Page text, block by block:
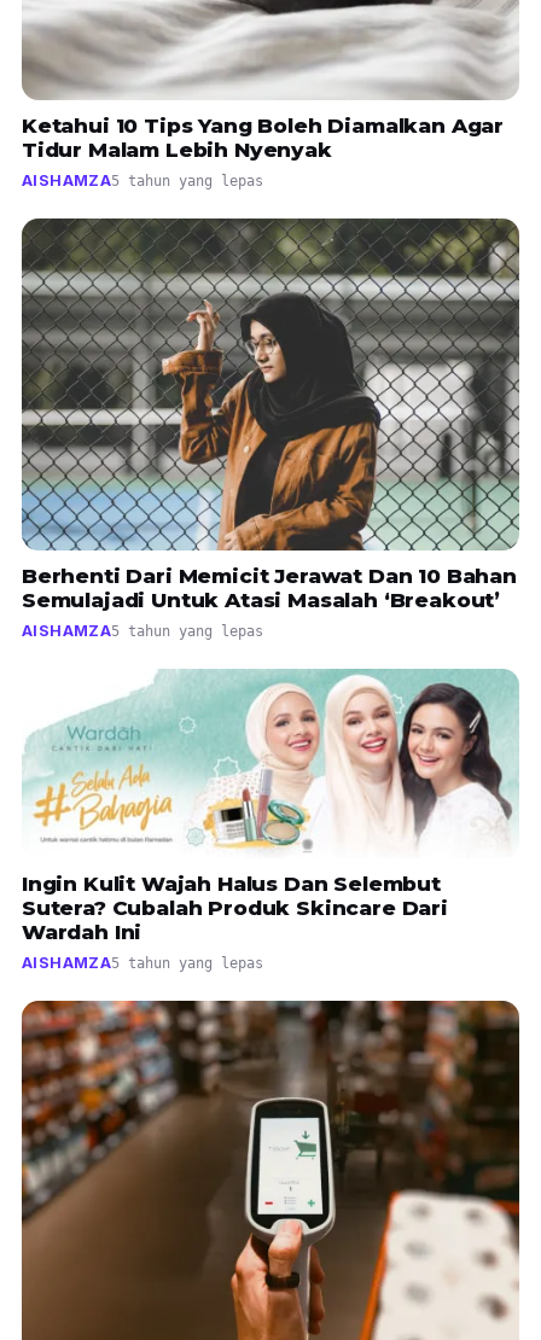
Ketahui 10 Tips Yang Boleh Diamalkan Agar
Tidur Malam Lebih Nyenyak
AISHAMZA5 tahun yang lepas
Berhenti Dari Memicit Jerawat Dan 10 Bahan
Semulajadi Untuk Atasi Masalah ‘Breakout’
AISHAMZA5 tahun yang lepas
Ingin Kulit Wajah Halus Dan Selembut
Sutera? Cubalah Produk Skincare Dari
Wardah Ini
AISHAMZA5 tahun yang lepas